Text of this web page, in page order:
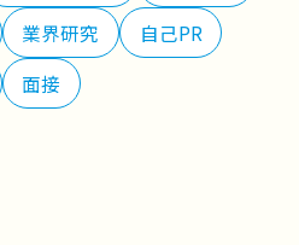
業界研究
自己PR
面接